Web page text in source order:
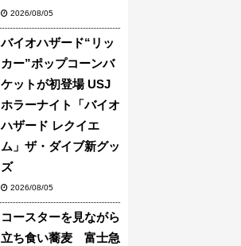
2026/08/05
バイオハザード“リッ
カー”ポップコーンバ
ケットが初登場 USJ
ホラーナイト「バイオ
ハザード レクイエ
ム」ザ・ダイブ新グッ
ズ
2026/08/05
コースターを見ながら
立ち食い蕎麦 富士急